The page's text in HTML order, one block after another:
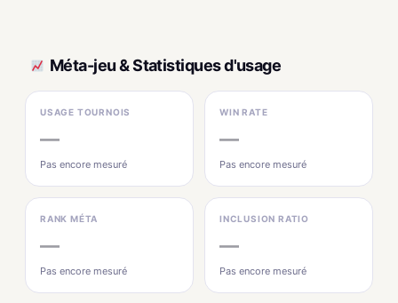
Méta-jeu & Statistiques d'usage
USAGE TOURNOIS
—
Pas encore mesuré
WIN RATE
—
Pas encore mesuré
RANK MÉTA
—
Pas encore mesuré
INCLUSION RATIO
—
Pas encore mesuré